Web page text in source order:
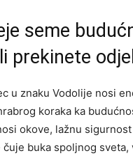
seme
prekinete
u znaku Vodolije nosi
koraka ka
okove, lažnu
čuje buka spoljnog